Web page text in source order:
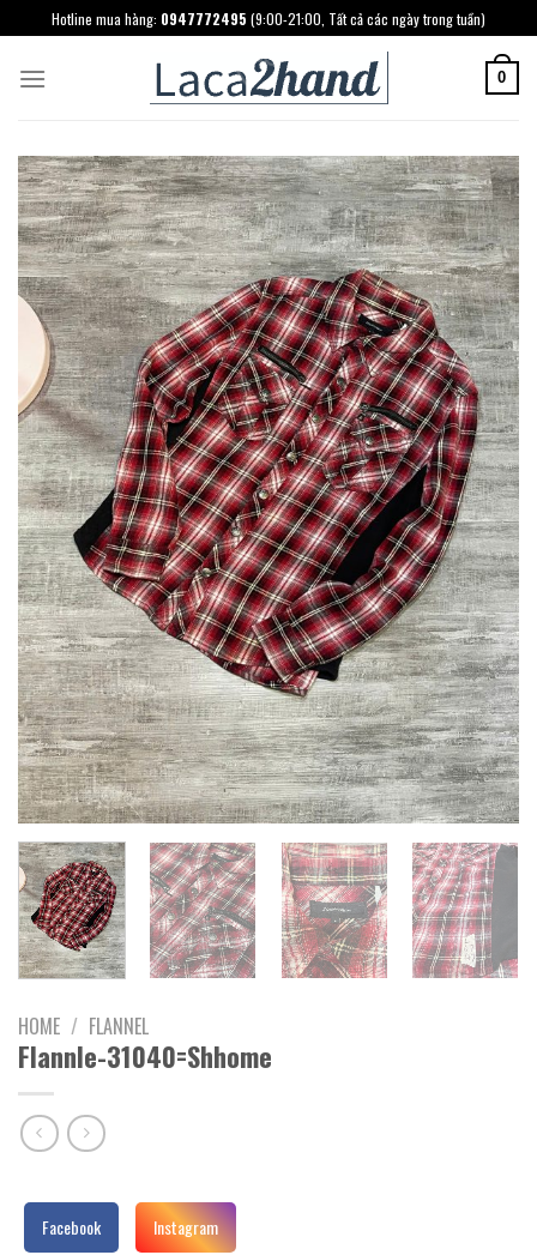
to
content
Hotline mua hàng: 0947772495 (9:00-21:00, Tất cả các ngày trong tuần)
0
HOME / FLANNEL
Flannle-31040=Shhome
Facebook Instagram